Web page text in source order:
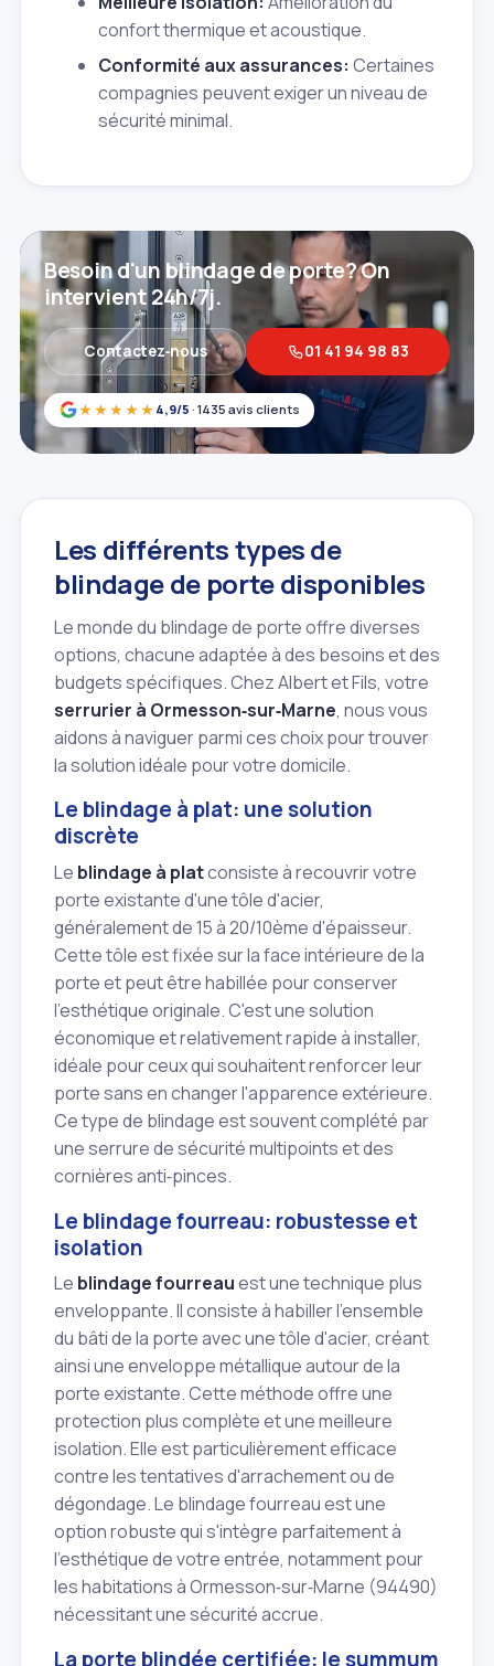
confort thermique et acoustique.
Conformité aux assurances: Certaines
compagnies peuvent exiger un niveau de
sécurité minimal.
★★★★★ 4,9/5 · 1435 avis clients
Besoin d'un blindage de porte? On
intervient 24h/7j.
Contactez‑nous 01 41 94 98 83
Les différents types de
blindage de porte disponibles
Le monde du blindage de porte offre diverses
options, chacune adaptée à des besoins et des
budgets spécifiques. Chez Albert et Fils, votre
serrurier à Ormesson‑sur‑Marne, nous vous
aidons à naviguer parmi ces choix pour trouver
la solution idéale pour votre domicile.
Le blindage à plat: une solution
discrète
Le blindage à platconsiste à recouvrir votre
porte existante d'une tôle d'acier,
généralement de 15 à 20/10ème d'épaisseur.
Cette tôle est fixée sur la face intérieure de la
porte et peut être habillée pour conserver
l'esthétique originale. C'est une solution
économique et relativement rapide à installer,
idéale pour ceux qui souhaitent renforcer leur
porte sans en changer l'apparence extérieure.
Ce type de blindage est souvent complété par
une serrure de sécurité multipoints et des
cornières anti‑pinces.
Le blindage fourreau: robustesse et
isolation
Le blindage fourreauest une technique plus
enveloppante. Il consiste à habiller l'ensemble
du bâti de la porte avec une tôle d'acier, créant
ainsi une enveloppe métallique autour de la
porte existante. Cette méthode offre une
protection plus complète et une meilleure
isolation. Elle est particulièrement efficace
contre les tentatives d'arrachement ou de
dégondage. Le blindage fourreau est une
option robuste qui s'intègre parfaitement à
l'esthétique de votre entrée, notamment pour
les habitations à Ormesson‑sur‑Marne (94490)
nécessitant une sécurité accrue.
La porte blindée certifiée: le summum